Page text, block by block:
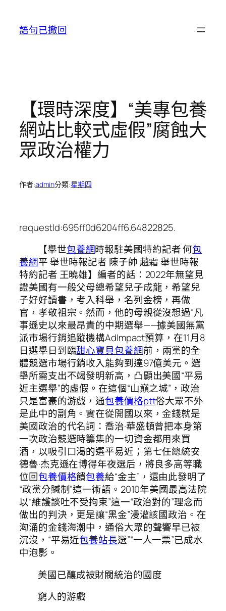
語句已撤回
【環時深度】“美專包養
網站比較式虛假”腐蝕大
眾政治權力
作者:admin分類:星期四
requestId:695ff0d6204ff6.64822825.
【舉世包養網時報駐美國特約記者 何包
養網平 舉世時報記者 陳子帥 趙霜 舉世時報
特約記者 王曉雄】編者的話：2022年無望見
證美國有一般父母總希望兒子成龍，希望兒
子好好讀書，考入科舉，名列金榜，再做
官，孝敬祖宗。然而，他的母親從沒想過“凡
事遜史以來最昂貴的中期選舉——據美國無黨
派市場行銷追蹤機構AdImpact預算，在11月8
日選舉日到臨甜心寶貝包養網前，兩黨的全
體競選市場行銷收入能夠到達97億美元。選
舉所需支出不竭發明新高，凸顯出美國“平易
近主選舉”的虛假。在這個“山巔之城”，政治
只是富豪的游戲，通包養價格ptt俗大眾不外
是此中的副角。實在從開國以來，金錢就是
美國政治的代名詞：喬治·華盛頓曾把本身第
一次政治競選時籌集的一切資金都用來買
酒，以吸引口渴的選平易近；第七任總統安
德魯·杰克遜在博得年夜選后，將良多高等職
位回包養價格饋包養給“金主”，還由此發明了
“政黨分贓制”這一術語。2010年美國最高法院
以“維護談吐不受拘束”這一“政治對的”理念而
做出的判決，更是讓“黑金”漫灌該國政治。在
洶涌的金錢海潮中，通俗大眾的聲響早已被
沉沒，“平易近包養站長選”“一人一票”已成水
中泡影。
美國已釀成被財閥統治的國度
窮人的游戲